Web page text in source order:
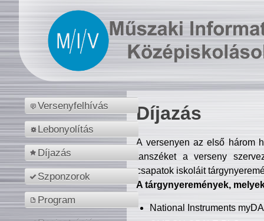
Versenyfelhívás
Lebonyolítás
Díjazás
Szponzorok
Program
Díjazás
A versenyen az első három
tanszéket a verseny
csapatok iskoláit
A tárgynyeremények,
National Instruments